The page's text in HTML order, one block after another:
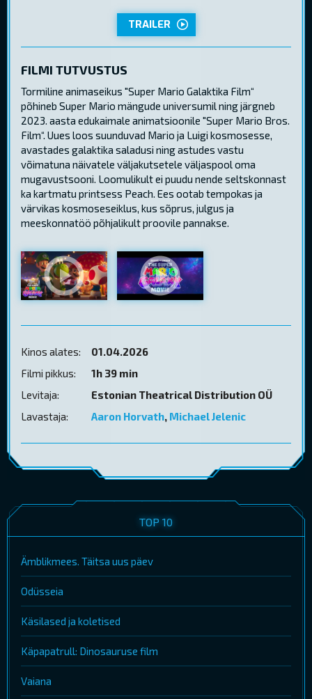
TRAILER
FILMI TUTVUSTUS
Tormiline animaseikus "Super Mario Galaktika Film“
põhineb Super Mario mängude universumil ning järgneb
2023. aasta edukaimale animatsioonile "Super Mario Bros.
Film“. Uues loos suunduvad Mario ja Luigi kosmosesse,
avastades galaktika saladusi ning astudes vastu
võimatuna näivatele väljakutsetele väljaspool oma
mugavustsooni. Loomulikult ei puudu nende seltskonnast
ka kartmatu printsess Peach. Ees ootab tempokas ja
värvikas kosmoseseiklus, kus sõprus, julgus ja
meeskonnatöö põhjalikult proovile pannakse.
Kinos alates:
01.04.2026
Filmi pikkus:
1h 39 min
Levitaja:
Estonian Theatrical Distribution OÜ
Lavastaja:
Aaron Horvath, Michael Jelenic
TOP 10
Ämblikmees. Täitsa uus päev
Odüsseia
Käsilased ja koletised
Käpapatrull: Dinosauruse film
Vaiana